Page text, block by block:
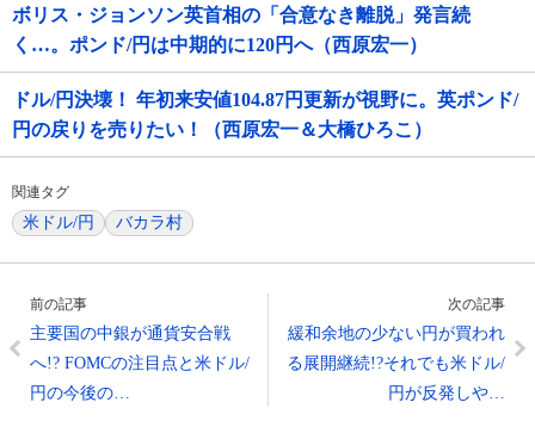
ボリス・ジョンソン英首相の「合意なき離脱」発言続
く…。ポンド/円は中期的に120円へ（西原宏一）
ドル/円決壊！ 年初来安値104.87円更新が視野に。英ポンド/
円の戻りを売りたい！（西原宏一＆大橋ひろこ）
関連タグ
米ドル/円 バカラ村
前の記事
主要国の中銀が通貨安合戦
へ!? FOMCの注目点と米ドル/
円の今後の…
次の記事
緩和余地の少ない円が買われ
る展開継続!?それでも米ドル/
円が反発しや…